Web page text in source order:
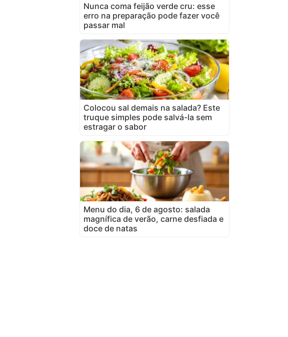
Nunca coma feijão verde cru: esse
erro na preparação pode fazer você
passar mal
Colocou sal demais na salada? Este
truque simples pode salvá-la sem
estragar o sabor
Menu do dia, 6 de agosto: salada
magnífica de verão, carne desfiada e
doce de natas